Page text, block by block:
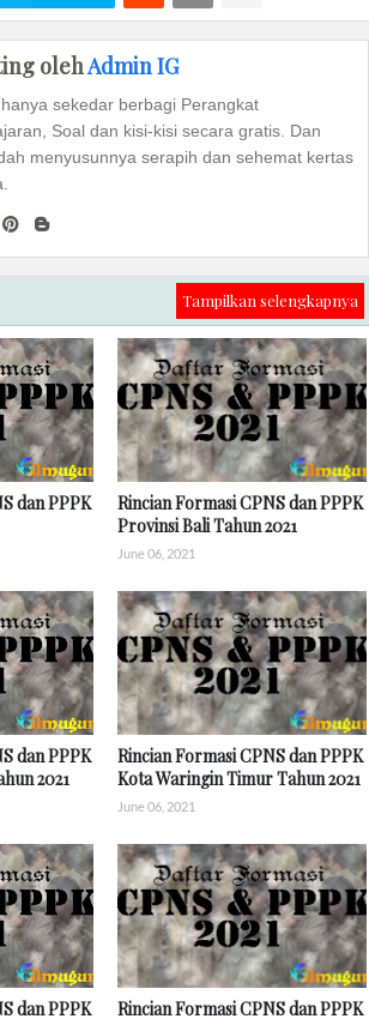
olehAdmin IG
sekedar berbagi Perangkat
Soal dan kisi-kisi secara gratis. Dan
menyusunnya serapih dan sehemat kertas
Tampilkan selengkapnya
dan PPPK
Rincian Formasi CPNS dan PPPK
Provinsi Bali Tahun 2021
June 06, 2021
dan PPPK
2021
Rincian Formasi CPNS dan PPPK
Kota Waringin Timur Tahun 2021
June 06, 2021
dan PPPK Rincian Formasi CPNS dan PPPK